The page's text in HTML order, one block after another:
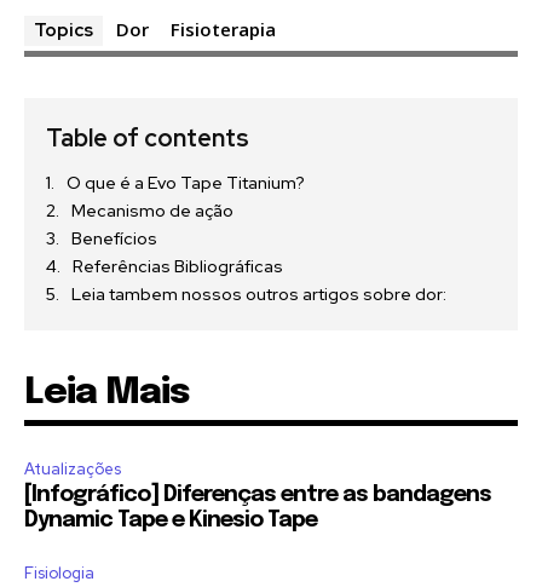
Topics Dor Fisioterapia
Table of contents
O que é a Evo Tape Titanium?
Mecanismo de ação
Benefícios
Referências Bibliográficas
Leia tambem nossos outros artigos sobre dor:
Leia Mais
Atualizações
[Infográfico] Diferenças entre as bandagens
Dynamic Tape e Kinesio Tape
Fisiologia